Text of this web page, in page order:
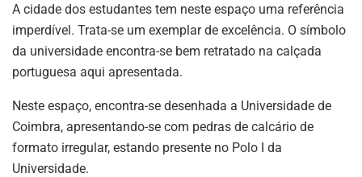
A cidade dos estudantes tem neste espaço uma referência
imperdível. Trata-se um exemplar de excelência. O símbolo
da universidade encontra-se bem retratado na calçada
portuguesa aqui apresentada.
Neste espaço, encontra-se desenhada a Universidade de
Coimbra, apresentando-se com pedras de calcário de
formato irregular, estando presente no Polo I da
Universidade.